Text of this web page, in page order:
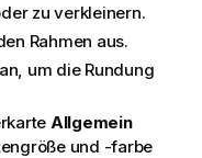
zu verkleinern.
Rahmen aus.
an, um die Rundung
Allgemein
und -farbe